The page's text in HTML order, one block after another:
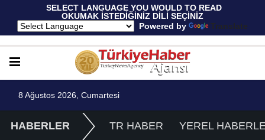
SELECT LANGUAGE YOU WOULD TO READ
OKUMAK İSTEDİĞİNİZ DİLİ SEÇİNİZ
Powered by
Translate
8 Ağustos 2026, Cumartesi
HABERLER TR HABER YEREL